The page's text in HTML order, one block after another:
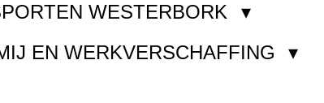
WESTERBORK
EN WERKVERSCHAFFING